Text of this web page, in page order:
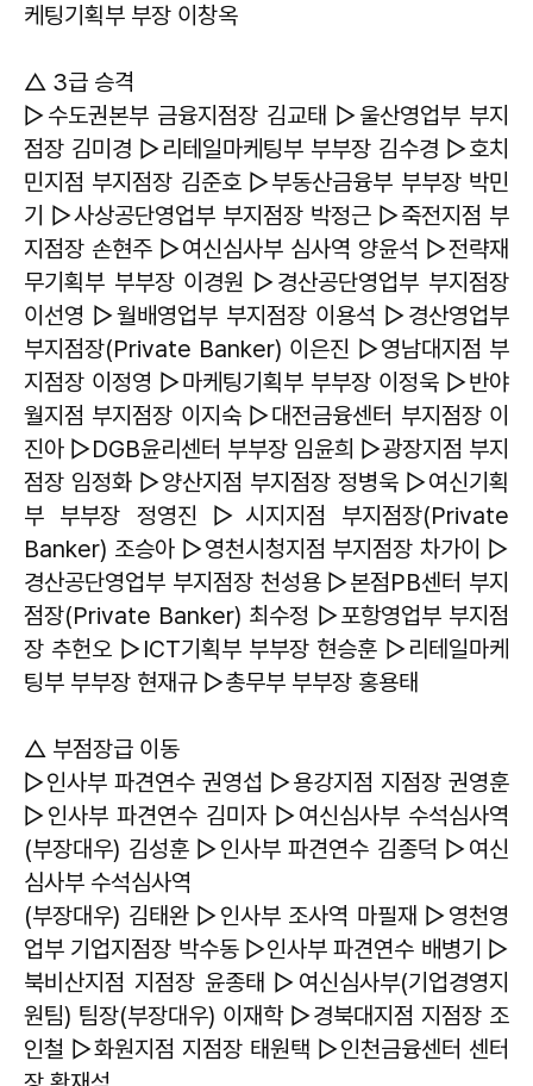
케팅기획부 부장 이창옥
△ 3급 승격
▷수도권본부 금융지점장 김교태 ▷울산영업부 부지
점장 김미경 ▷리테일마케팅부 부부장 김수경 ▷호치
민지점 부지점장 김준호 ▷부동산금융부 부부장 박민
기 ▷사상공단영업부 부지점장 박정근 ▷죽전지점 부
지점장 손현주 ▷여신심사부 심사역 양윤석 ▷전략재
무기획부 부부장 이경원 ▷경산공단영업부 부지점장
이선영 ▷월배영업부 부지점장 이용석 ▷경산영업부
부지점장(Private Banker) 이은진 ▷영남대지점 부
지점장 이정영 ▷마케팅기획부 부부장 이정욱 ▷반야
월지점 부지점장 이지숙 ▷대전금융센터 부지점장 이
진아 ▷DGB윤리센터 부부장 임윤희 ▷광장지점 부지
점장 임정화 ▷양산지점 부지점장 정병욱 ▷여신기획
부 부부장 정영진 ▷시지지점 부지점장(Private
Banker) 조승아 ▷영천시청지점 부지점장 차가이 ▷
경산공단영업부 부지점장 천성용 ▷본점PB센터 부지
점장(Private Banker) 최수정 ▷포항영업부 부지점
장 추헌오 ▷ICT기획부 부부장 현승훈 ▷리테일마케
팅부 부부장 현재규 ▷총무부 부부장 홍용태
△ 부점장급 이동
▷인사부 파견연수 권영섭 ▷용강지점 지점장 권영훈
▷인사부 파견연수 김미자 ▷여신심사부 수석심사역
(부장대우) 김성훈 ▷인사부 파견연수 김종덕 ▷여신
심사부 수석심사역
(부장대우) 김태완 ▷인사부 조사역 마필재 ▷영천영
업부 기업지점장 박수동 ▷인사부 파견연수 배병기 ▷
북비산지점 지점장 윤종태 ▷여신심사부(기업경영지
원팀) 팀장(부장대우) 이재학 ▷경북대지점 지점장 조
인철 ▷화원지점 지점장 태원택 ▷인천금융센터 센터